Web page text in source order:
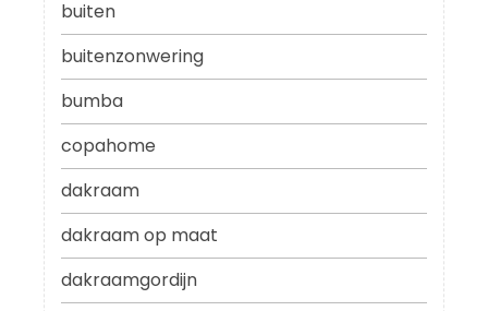
buiten
buitenzonwering
bumba
copahome
dakraam
dakraam op maat
dakraamgordijn